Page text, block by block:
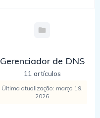
Gerenciador de DNS
11 artículos
Última atualização: março 19,
2026